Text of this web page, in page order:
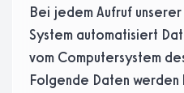
Bei jedem Aufruf
System automatisiert
vom Computersystem
Folgende Daten